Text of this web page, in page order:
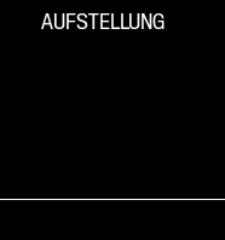
AUFSTELLUNG